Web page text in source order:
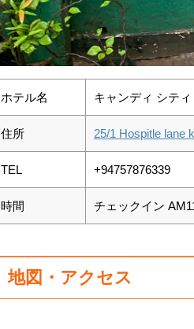
ホテル名 キャンディ シテ
住所 25/1 Hospitle lane
TEL +94757876339
時間 チェックイン
地図・アクセス